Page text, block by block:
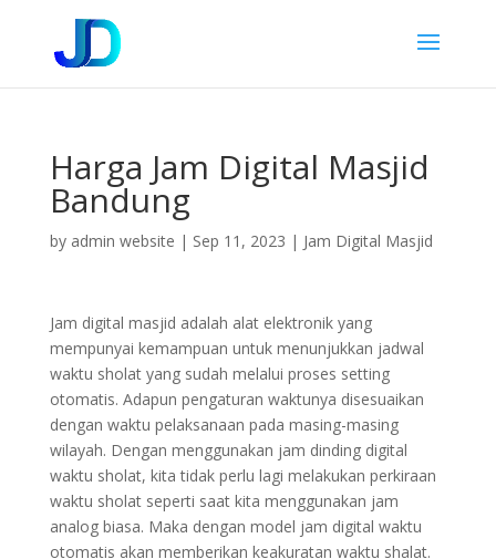
Harga Jam Digital Masjid
Bandung
by admin website | Sep 11, 2023 | Jam Digital Masjid
Jam digital masjid adalah alat elektronik yang
mempunyai kemampuan untuk menunjukkan jadwal
waktu sholat yang sudah melalui proses setting
otomatis. Adapun pengaturan waktunya disesuaikan
dengan waktu pelaksanaan pada masing-masing
wilayah. Dengan menggunakan jam dinding digital
waktu sholat, kita tidak perlu lagi melakukan perkiraan
waktu sholat seperti saat kita menggunakan jam
analog biasa. Maka dengan model jam digital waktu
otomatis akan memberikan keakuratan waktu shalat.